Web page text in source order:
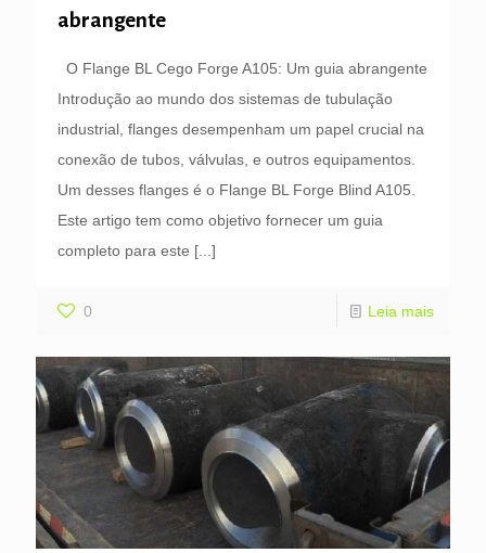
abrangente
O Flange BL Cego Forge A105: Um guia abrangente
Introdução ao mundo dos sistemas de tubulação
industrial, flanges desempenham um papel crucial na
conexão de tubos, válvulas, e outros equipamentos.
Um desses flanges é o Flange BL Forge Blind A105.
Este artigo tem como objetivo fornecer um guia
completo para este [...]
0 Leia mais